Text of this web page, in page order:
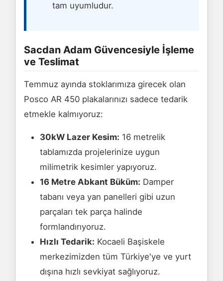
tam uyumludur.
Sacdan Adam Güvencesiyle İşleme
ve Teslimat
Temmuz ayında stoklarımıza girecek olan
Posco AR 450 plakalarınızı sadece tedarik
etmekle kalmıyoruz:
30kW Lazer Kesim: 16 metrelik
tablamızda projelerinize uygun
milimetrik kesimler yapıyoruz.
16 Metre Abkant Büküm: Damper
tabanı veya yan panelleri gibi uzun
parçaları tek parça halinde
formlandırıyoruz.
Hızlı Tedarik: Kocaeli Başiskele
merkezimizden tüm Türkiye'ye ve yurt
dışına hızlı sevkiyat sağlıyoruz.